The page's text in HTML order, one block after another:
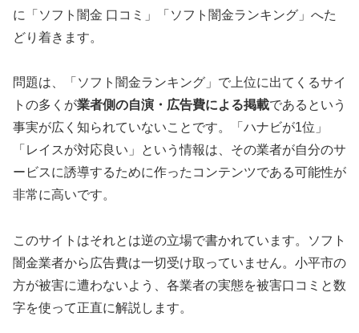
に「ソフト闇金 口コミ」「ソフト闇金ランキング」へた
どり着きます。
問題は、「ソフト闇金ランキング」で上位に出てくるサイ
トの多くが業者側の自演・広告費による掲載であるという
事実が広く知られていないことです。「ハナビが1位」
「レイスが対応良い」という情報は、その業者が自分のサ
ービスに誘導するために作ったコンテンツである可能性が
非常に高いです。
このサイトはそれとは逆の立場で書かれています。ソフト
闇金業者から広告費は一切受け取っていません。小平市の
方が被害に遭わないよう、各業者の実態を被害口コミと数
字を使って正直に解説します。